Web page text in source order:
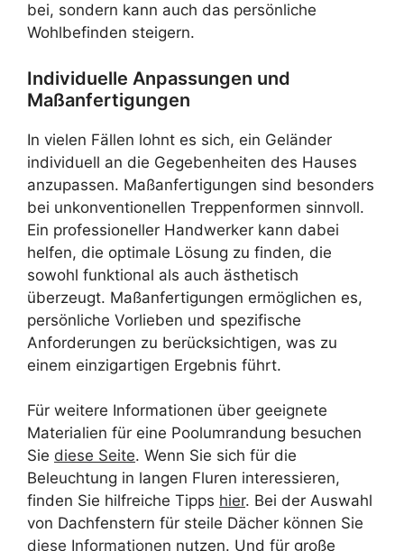
bei, sondern kann auch das persönliche
Wohlbefinden steigern.
Individuelle Anpassungen und
Maßanfertigungen
In vielen Fällen lohnt es sich, ein Geländer
individuell an die Gegebenheiten des Hauses
anzupassen. Maßanfertigungen sind besonders
bei unkonventionellen Treppenformen sinnvoll.
Ein professioneller Handwerker kann dabei
helfen, die optimale Lösung zu finden, die
sowohl funktional als auch ästhetisch
überzeugt. Maßanfertigungen ermöglichen es,
persönliche Vorlieben und spezifische
Anforderungen zu berücksichtigen, was zu
einem einzigartigen Ergebnis führt.
Für weitere Informationen über geeignete
Materialien für eine Poolumrandung besuchen
Sie diese Seite. Wenn Sie sich für die
Beleuchtung in langen Fluren interessieren,
finden Sie hilfreiche Tipps hier. Bei der Auswahl
von Dachfenstern für steile Dächer können Sie
diese Informationen nutzen. Und für große